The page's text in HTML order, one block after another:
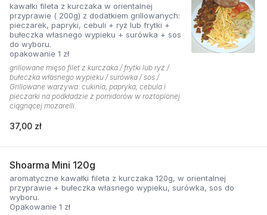
kawałki fileta z kurczaka w orientalnej
przyprawie ( 200g) z dodatkiem grillowanych:
pieczarek, papryki, cebuli + ryż lub frytki +
bułeczka własnego wypieku + surówka + sos
do wyboru.
opakowanie 1 zł
grillowane mięso filet z kurczaka / frytki lub ryż /
bułeczka własnego wypieku / surówka / sos /
Grillowane warzywa: cukinia, papryka, cebula i
pieczarki na podkładzie z pomidorów w roztopionej
ciągnącej mozarelli.
37,00 zł
Shoarma Mini 120g
aromatyczne kawałki fileta z kurczaka 120g, w orientalnej
przyprawie + bułeczka własnego wypieku, surówka, sos do
wyboru.
Opakowanie 1 zł